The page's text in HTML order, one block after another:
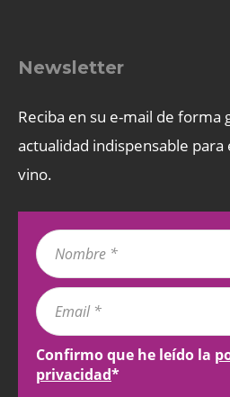
Newsletter
Reciba en su e-mail de forma
actualidad indispensable
vino.
Confirmo que he leído la
privacidad*